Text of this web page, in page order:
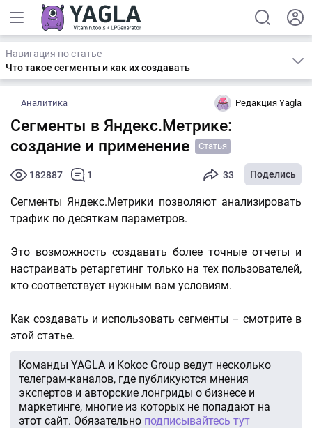
Навигация по статье
Что такое сегменты и как их создавать
Аналитика Редакция Yagla
Сегменты в Яндекс.Метрике:
создание и применение
Статья
182887 1 33 Поделись
Сегменты Яндекс.Метрики позволяют анализировать
трафик по десяткам параметров.
Это возможность создавать более точные отчеты и
настраивать ретаргетинг только на тех пользователей,
кто соответствует нужным вам условиям.
Как создавать и использовать сегменты – смотрите в
этой статье.
Команды YAGLA и Kokoc Group ведут несколько
телеграм-каналов, где публикуются мнения
экспертов и авторские лонгриды о бизнесе и
маркетинге, многие из которых не попадают на
этот сайт. Обязательно подписывайтесь тут